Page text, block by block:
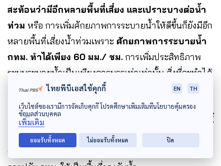
สะท้อนว่ามีอีกหลายพื้นที่เสี่ยง และเปราะบางต่อน้ำ
ท่วม หรือ การเพิ่มศักยภาพการระบายน้ำให้ดีขึ้นก็ยังมีอีก
หลายพื้นที่เสี่ยงน้ำท่วมเพราะ ศักยภาพการระบายน้ำ
กทม. ทำได้เพียง 60 มม./ ชม. การเพิ่มประสิทธิภาพ
ระบบระบายน้ำเป็นเพียงการบรรเท่าเท่านั้น สิ่งที่จะทำได้
ควบคุมตัวแปรต่างๆ ซึ่งทำได้ยาก
แต่สิ่งที่ทำได้ คือ ตัว
R หรือ Resilience มาตรการป้องกัน การรับรู้ เตือน
ภัย การปรับตัว รวมถึงการฟื้นตัวจากน้ำท่วม
ทำวิธีนี้
จะง่ายกว่าการทุ่มงบประมาณไปที่โครงสร้าง และ
การแก้ปัญหาระบบระบายน้ำ
ไทยพีบีเอสใช้คุกกี้ EN TH
เว็บไซต์ของเรามีการจัดเก็บคุกกี้ โปรดศึกษาเพิ่มเติมที่นโยบายคุ้มครอง
ข้อมูลส่วนบุคคล
เพิ่มเติม
ยอมรับทั้งหมด ไม่ยอมรับทั้งหมด ปิด